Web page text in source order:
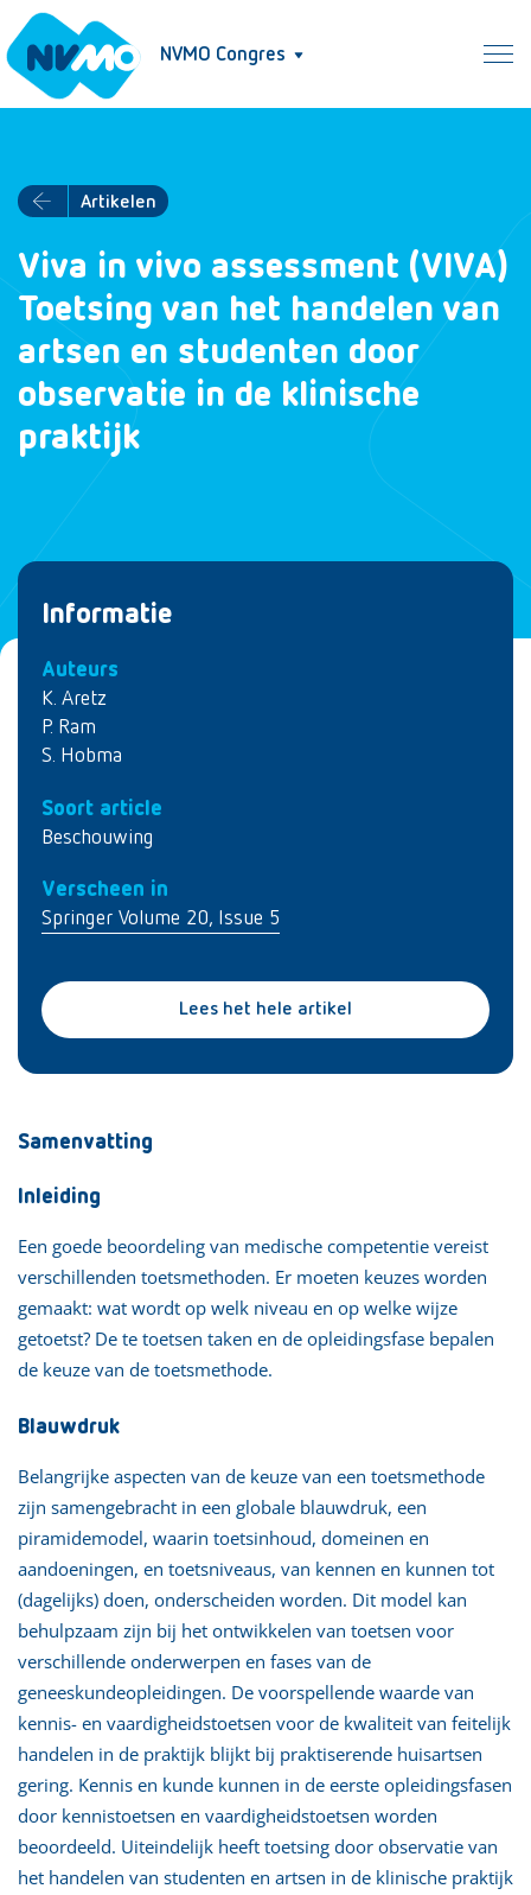
NVMO Congres
Artikelen
Viva in vivo assessment (VIVA)
Toetsing van het handelen van
artsen en studenten door
observatie in de klinische
praktijk
Informatie
Auteurs
K. Aretz
P. Ram
S. Hobma
Soort article
Beschouwing
Verscheen in
Springer Volume 20, Issue 5
Lees het hele artikel
Samenvatting
Inleiding
Een goede beoordeling van medische competentie vereist
verschillenden toetsmethoden. Er moeten keuzes worden
gemaakt: wat wordt op welk niveau en op welke wijze
getoetst? De te toetsen taken en de opleidingsfase bepalen
de keuze van de toetsmethode.
Blauwdruk
Belangrijke aspecten van de keuze van een toetsmethode
zijn samengebracht in een globale blauwdruk, een
piramidemodel, waarin toetsinhoud, domeinen en
aandoeningen, en toetsniveaus, van kennen en kunnen tot
(dagelijks) doen, onderscheiden worden. Dit model kan
behulpzaam zijn bij het ontwikkelen van toetsen voor
verschillende onderwerpen en fases van de
geneeskundeopleidingen. De voorspellende waarde van
kennis- en vaardigheidstoetsen voor de kwaliteit van feitelijk
handelen in de praktijk blijkt bij praktiserende huisartsen
gering. Kennis en kunde kunnen in de eerste opleidingsfasen
door kennistoetsen en vaardigheidstoetsen worden
beoordeeld. Uiteindelijk heeft toetsing door observatie van
het handelen van studenten en artsen in de klinische praktijk